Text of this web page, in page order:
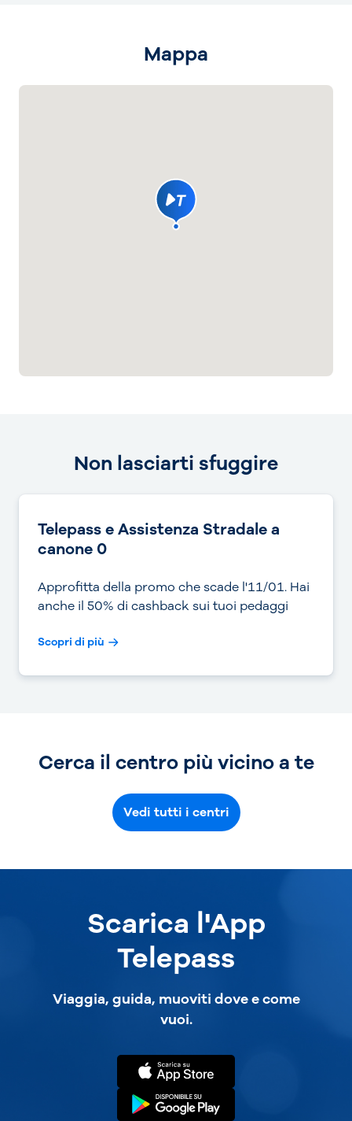
Mappa
Non lasciarti sfuggire
Telepass e Assistenza Stradale a
canone 0
Approfitta della promo che scade l'11/01. Hai
anche il 50% di cashback sui tuoi pedaggi
Scopri di più
Cerca il centro più vicino a te
Vedi tutti i centri
Scarica l'App
Telepass
Viaggia, guida, muoviti dove e come
vuoi.